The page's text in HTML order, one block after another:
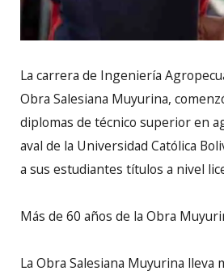
La carrera de Ingeniería
Obra Salesiana Muyurina,
diplomas de técnico superior en
aval de la Universidad Católica
a sus estudiantes títulos a nivel
Más de 60 años de la Obra
La Obra Salesiana Muyurina lleva